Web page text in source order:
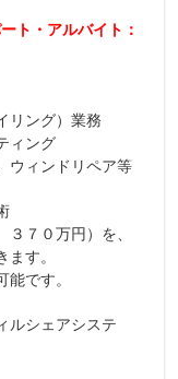
ト・アルバイト：
リング）業務
ィング
ウィンドリペア等
７０万円）を、
す。
です。
ルシェアシステ